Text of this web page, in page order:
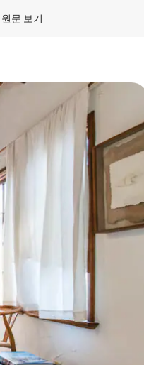
원문 보기